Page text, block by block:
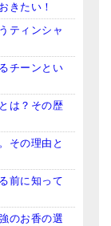
きたい！
ティンシャ
チーンとい
は？その歴
その理由と
前に知って
のお香の選